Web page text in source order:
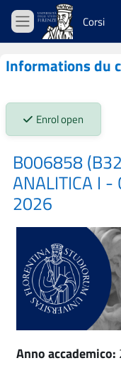
Passer au contenu principal
Panneau latéral
Corsi
Informations du
Stato iscrizioni:
Enrol open
B006858
ANALITICA I
2026
Anno accademico: